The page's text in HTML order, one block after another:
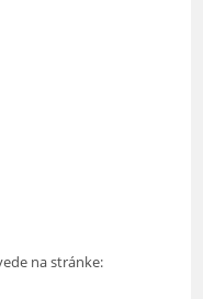
na stránke: